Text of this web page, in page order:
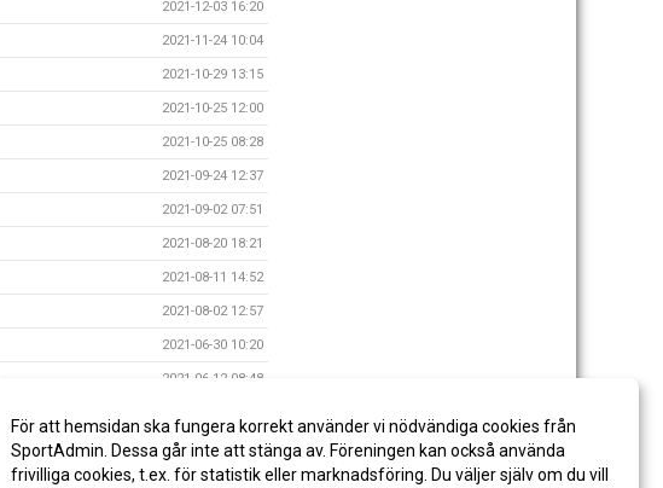
2021-12-03 16:20
2021-11-24 10:04
2021-10-29 13:15
2021-10-25 12:00
2021-10-25 08:28
2021-09-24 12:37
2021-09-02 07:51
2021-08-20 18:21
2021-08-11 14:52
2021-08-02 12:57
2021-06-30 10:20
2021-06-12 08:48
2021-06-07 08:51
För att hemsidan ska fungera korrekt använder vi nödvändiga cookies från
SportAdmin. Dessa går inte att stänga av. Föreningen kan också använda
frivilliga cookies, t.ex. för statistik eller marknadsföring. Du väljer själv om du vill